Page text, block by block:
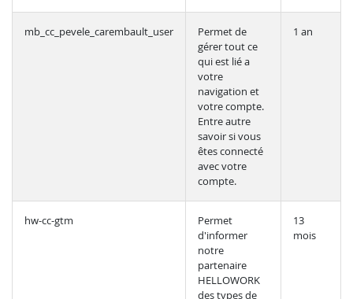
mb_cc_pevele_carembault_user
Permet de
gérer tout ce
qui est lié a
votre
navigation et
votre compte.
Entre autre
savoir si vous
êtes connecté
avec votre
compte.
1 an
hw-cc-gtm
Permet
d'informer
notre
partenaire
HELLOWORK
des types de
13
mois